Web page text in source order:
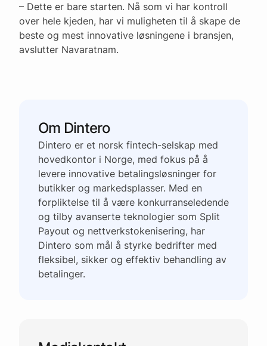
– Dette er bare starten. Nå som vi har kontroll
over hele kjeden, har vi muligheten til å skape de
beste og mest innovative løsningene i bransjen,
avslutter Navaratnam.
Om Dintero
Dintero er et norsk fintech-selskap med
hovedkontor i Norge, med fokus på å
levere innovative betalingsløsninger for
butikker og markedsplasser. Med en
forpliktelse til å være konkurranseledende
og tilby avanserte teknologier som Split
Payout og nettverkstokenisering, har
Dintero som mål å styrke bedrifter med
fleksibel, sikker og effektiv behandling av
betalinger.